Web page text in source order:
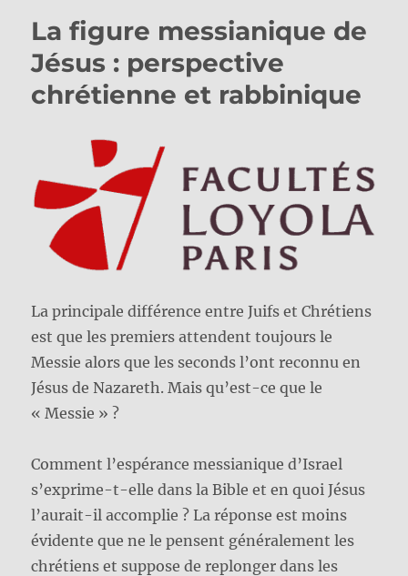
La figure messianique de
Jésus : perspective
chrétienne et rabbinique
La principale différence entre Juifs et Chrétiens
est que les premiers attendent toujours le
Messie alors que les seconds l’ont reconnu en
Jésus de Nazareth. Mais qu’est-ce que le
« Messie » ?
Comment l’espérance messianique d’Israel
s’exprime-t-elle dans la Bible et en quoi Jésus
l’aurait-il accomplie ? La réponse est moins
évidente que ne le pensent généralement les
chrétiens et suppose de replonger dans les